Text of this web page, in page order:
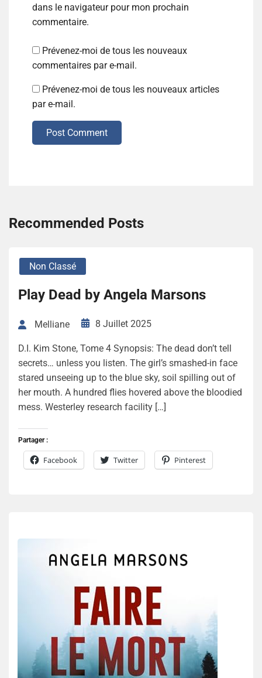
dans le navigateur pour mon prochain
commentaire.
Prévenez-moi de tous les nouveaux
commentaires par e-mail.
Prévenez-moi de tous les nouveaux articles
par e-mail.
Post Comment
Recommended Posts
Non Classé
Play Dead by Angela Marsons
Melliane 8 Juillet 2025
D.I. Kim Stone, Tome 4 Synopsis: The dead don’t tell
secrets… unless you listen. The girl’s smashed-in face
stared unseeing up to the blue sky, soil spilling out of
her mouth. A hundred flies hovered above the bloodied
mess. Westerley research facility […]
Partager :
Facebook Twitter Pinterest